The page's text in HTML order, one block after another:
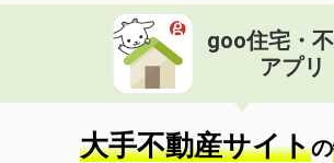
goo住宅・
アプリ
大手不動産サイトの